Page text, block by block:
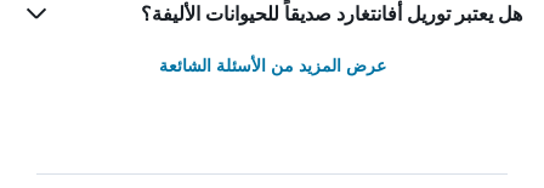
هل يعتبر توريل أفانتغارد صديقاً للحيوانات الأليفة؟
عرض المزيد من الأسئلة الشائعة